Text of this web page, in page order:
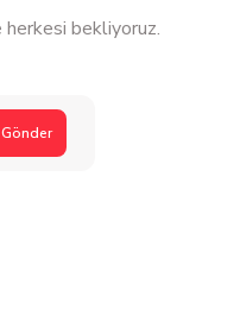
herkesi bekliyoruz.